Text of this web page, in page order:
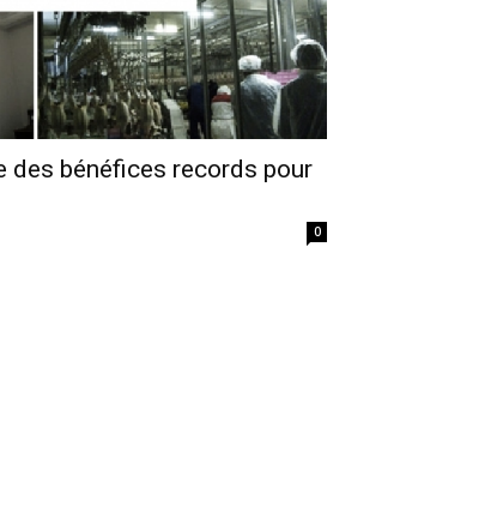
des bénéfices records pour
0